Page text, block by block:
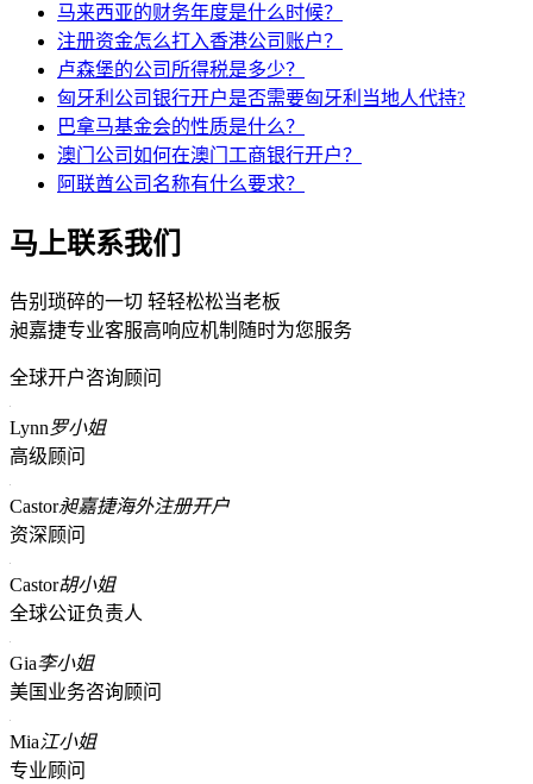
马来西亚的财务年度是什么时候？
注册资金怎么打入香港公司账户？
卢森堡的公司所得税是多少？
匈牙利公司银行开户是否需要匈牙利当地人代持?
巴拿马基金会的性质是什么？
澳门公司如何在澳门工商银行开户？
阿联酋公司名称有什么要求？
马上联系我们
告别琐碎的一切 轻轻松松当老板
昶嘉捷专业客服高响应机制随时为您服务
全球开户咨询顾问
Lynn罗小姐
高级顾问
Castor昶嘉捷海外注册开户
资深顾问
Castor胡小姐
全球公证负责人
Gia李小姐
美国业务咨询顾问
Mia江小姐
专业顾问